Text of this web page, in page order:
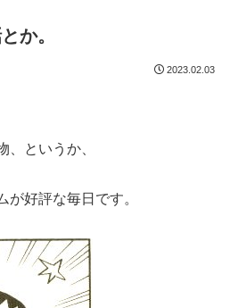
か。
2023.02.03
、というか、
が好評な毎日です。